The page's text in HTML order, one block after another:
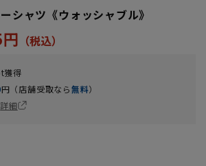
シャツ《ウォッシャブル》
獲得
円（店舗受取なら無料）
詳細